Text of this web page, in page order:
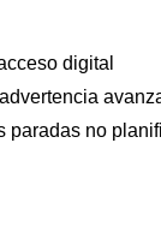
digital
paradas no